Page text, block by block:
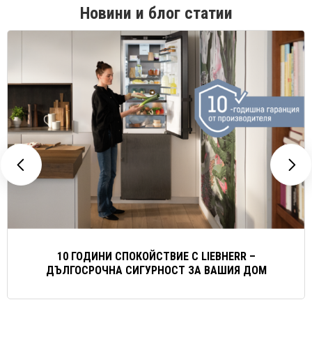
Новини и блог статии
10 ГОДИНИ СПОКОЙСТВИЕ С LIEBHERR –
ДЪЛГОСРОЧНА СИГУРНОСТ ЗА ВАШИЯ ДОМ